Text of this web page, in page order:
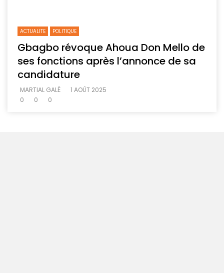
ACTUALITE POLITIQUE
Gbagbo révoque Ahoua Don Mello de
ses fonctions après l’annonce de sa
candidature
MARTIAL GALÉ
1 AOÛT 2025
0
0 0